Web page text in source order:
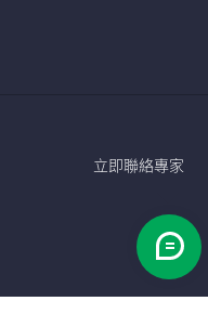
立即聯絡專家